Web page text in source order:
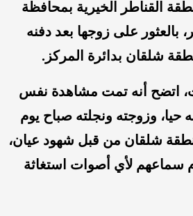
القناطر الخيرية بمحافظة
بالعثور على زوجها بعد دفنه
شلقان بدائرة المركز.
اتضح أنه تمت مشاهدة نفس
حيا، وزوجته ونجلته صباح يوم
منطقة شلقان من قبل شهود عيان،
سماعهم لأي أصوات استغاثة